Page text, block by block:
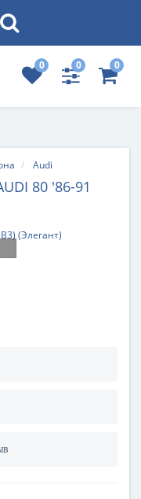
0 0 0
Audi
80 '86-91